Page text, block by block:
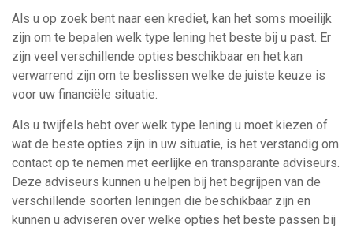
Als u op zoek bent naar een krediet, kan het soms moeilijk
zijn om te bepalen welk type lening het beste bij u past. Er
zijn veel verschillende opties beschikbaar en het kan
verwarrend zijn om te beslissen welke de juiste keuze is
voor uw financiële situatie.
Als u twijfels hebt over welk type lening u moet kiezen of
wat de beste opties zijn in uw situatie, is het verstandig om
contact op te nemen met eerlijke en transparante adviseurs.
Deze adviseurs kunnen u helpen bij het begrijpen van de
verschillende soorten leningen die beschikbaar zijn en
kunnen u adviseren over welke opties het beste passen bij